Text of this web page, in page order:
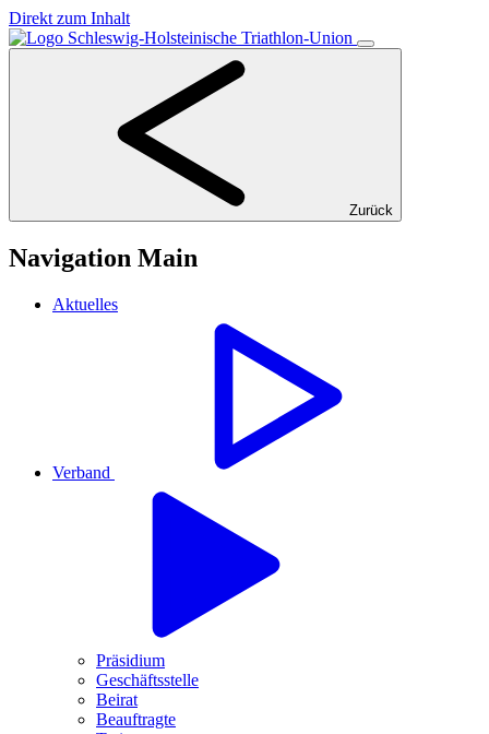
Direkt zum Inhalt
Zurück
Navigation Main
Aktuelles
Verband
Präsidium
Geschäftsstelle
Beirat
Beauftragte